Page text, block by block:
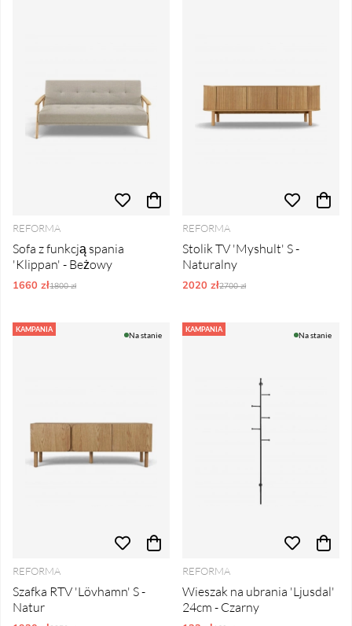
REFORMA
Sofa z funkcją spania
'Klippan' - Beżowy
1660 złOrdynarne ceny:
1800 zł
REFORMA
Stolik TV 'Myshult' S -
Naturalny
2020 złOrdynarne ceny:
2700 zł
KAMPANIA
Na stanie
REFORMA
Szafka RTV 'Lövhamn' S -
Natur
KAMPANIA
Na stanie
REFORMA
Wieszak na ubrania 'Ljusdal'
24cm - Czarny